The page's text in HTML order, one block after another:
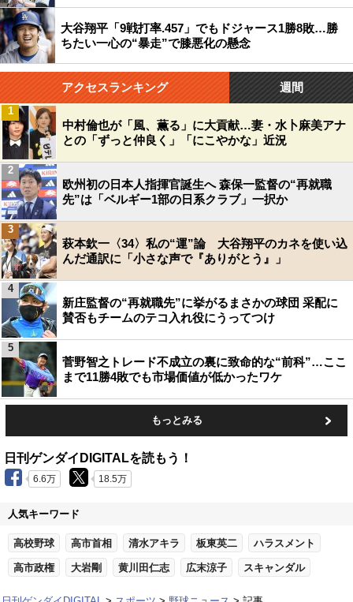
大谷翔平「9戦打率.457」でもドジャース1勝8敗…勝
ちたい一心の“暴走”で膝悪化の懸念
アクセスランキング 週間
中村倫也が「風、薫る」に大貢献…妻・水卜麻美アナ
との「ずっと仲良く」「にこやかな」近況
1
欧州初の日本人指揮官誕生へ 森保一監督の“再就職
先”は「ベルギー1部の日系クラブ」一択か
2
萩本欽一〈34〉私の“運”論 大谷翔平のカネを使い込
んだ通訳に「小さな声で『ありがとう』」
3
新庄監督の“再就職先”に挙がるまさかの球団 采配に
賛否もチームのテコ入れ役にうってつけ
4
菅野智之トレード不成立の裏に致命的な“前科”…ここ
まで11勝4敗でも市場価値が低かったワケ
5
もっとみる
日刊ゲンダイDIGITALを読もう！
6.6万 18.5万
人気キーワード
高校野球 高市首相 清水アキラ 板東英二 ハラスメント
高市政権 大岩剛 黄川田仁志 広末涼子 スキャンダル